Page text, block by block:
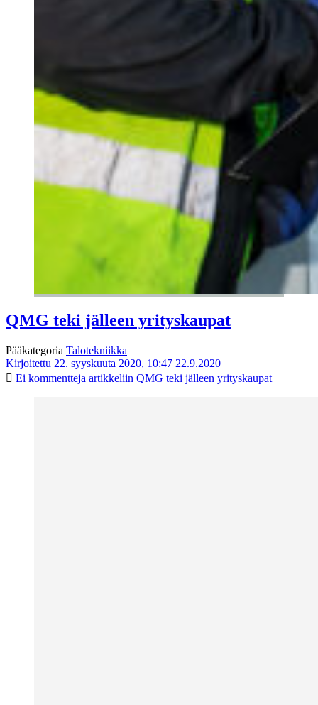
QMG teki jälleen yrityskaupat
Pääkategoria Talotekniikka
Kirjoitettu 22. syyskuuta 2020, 10:47 22.9.2020
Ei kommentteja artikkeliin QMG teki jälleen yrityskaupat